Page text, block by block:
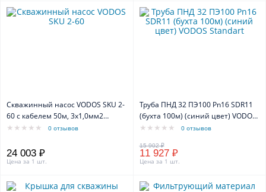
Скважинный насос VODOS SKU 2-
60 с кабелем 50м, 3х1,0мм2
(1х230В, 0,55 кВт, 1" )
0 отзывов
24 003 ₽
Цена за 1 шт.
Труба ПНД 32 ПЭ100 Pn16 SDR11
(бухта 100м) (синий цвет) VODOS
Standart
0 отзывов
11 927 ₽
Цена за 1 шт.